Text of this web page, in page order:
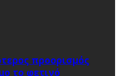
προορισμός
το φετινό